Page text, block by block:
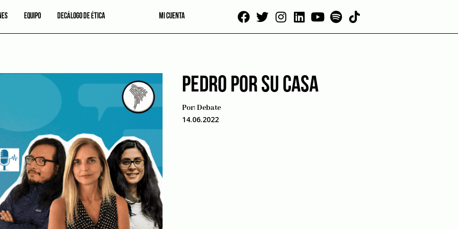
EQUIPO DECÁLOGO DE ÉTICA MI CUENTA
PEDRO POR SU CASA
Por:Debate
14.06.2022